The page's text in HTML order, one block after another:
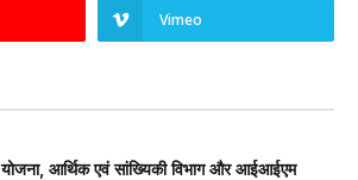
Vimeo
योजना, आर्थिक एवं सांख्यिकी विभाग और आईआईएम